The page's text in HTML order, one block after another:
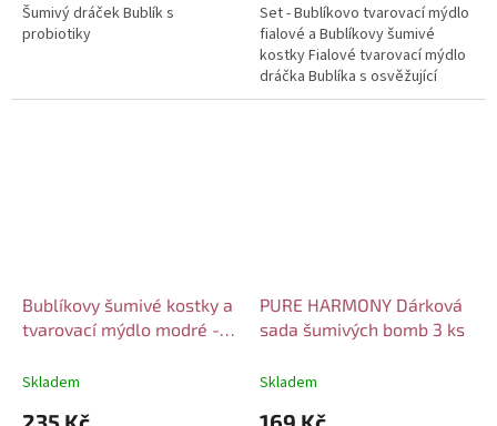
Šumivý dráček Bublík s
probiotiky
Set - Bublíkovo tvarovací mýdlo
fialové a Bublíkovy šumivé
kostky Fialové tvarovací mýdlo
dráčka Bublíka s osvěžující
přírodní vůní Raspberry Rush.
Bublíkovy šumivé kostky a
tvarovací mýdlo modré -
Skladem
PURE HARMONY Dárková
sada šumivých bomb 3 ks
Skladem